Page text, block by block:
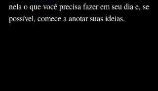
nela o que você precisa fazer em seu dia e, se
possível, comece a anotar suas ideias.